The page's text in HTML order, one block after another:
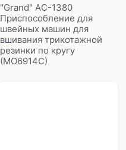
"Grand" AС-1380
Приспособление для
швейных машин для
вшивания трикотажной
резинки по кругу
(МО6914С)